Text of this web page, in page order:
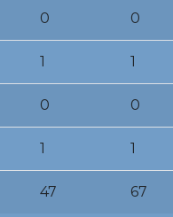
0 0
1 1
0 0
1 1
47 67